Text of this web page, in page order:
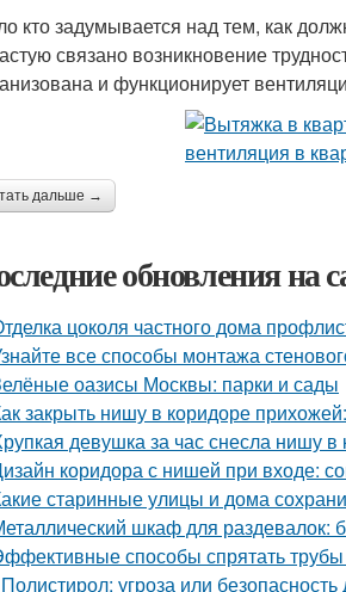
кто задумывается над тем, как
связано возникновение
и функционирует
дальше →
обновления на
цоколя частного дома
все способы монтажа
оазисы Москвы: парки и сады
закрыть нишу в коридоре
девушка за час снесла нишу в
коридора с нишей при входе:
старинные улицы и дома
шкаф для раздевалок:
способы спрятать
Полистирол: угроза или безопасность